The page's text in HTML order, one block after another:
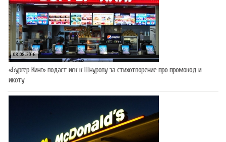
08.08.2016
«Бургер Кинг» подаст иск к Шнурову за стихотворение про промокод и
икоту